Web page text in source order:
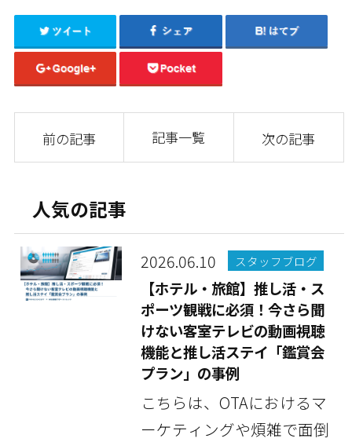
前の記事 記事一覧 次の記事
人気の記事
2026.06.10 スタッフブログ
【ホテル・旅館】推し活・ス
ポーツ観戦に必須！今さら聞
けない客室テレビの動画視聴
機能と推し活ステイ「鑑賞会
プラン」の事例
こちらは、OTAにおけるマ
ーケティングや煩雑で面倒